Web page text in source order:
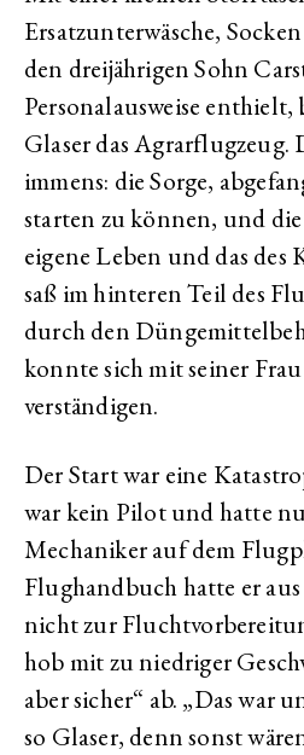
Ersatzunterwäsche,
den dreijährigen Sohn
Personalausweise enthielt,
Glaser das Agrarflugzeug.
immens: die Sorge,
starten zu können, und
eigene Leben und das des
saß im hinteren Teil des
durch den
konnte sich mit seiner
verständigen.
Der Start war eine
war kein Pilot und hatte
Mechaniker auf dem
Flughandbuch hatte er
nicht zur
hob mit zu niedriger
aber sicher“ ab. „Das war
so Glaser, denn sonst